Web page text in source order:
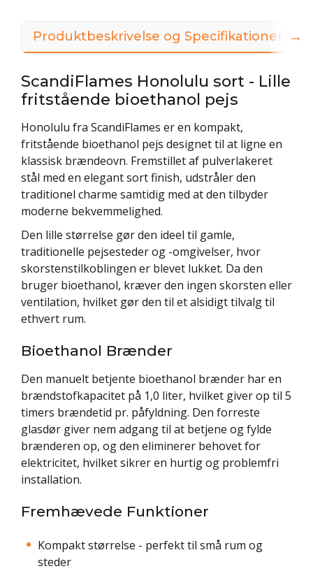
Produktbeskrivelse og Specifikationer
ScandiFlames Honolulu sort - Lille
fritstående bioethanol pejs
Honolulu fra ScandiFlames er en kompakt,
fritstående bioethanol pejs designet til at ligne en
klassisk brændeovn. Fremstillet af pulverlakeret
stål med en elegant sort finish, udstråler den
traditionel charme samtidig med at den tilbyder
moderne bekvemmelighed.
Den lille størrelse gør den ideel til gamle,
traditionelle pejsesteder og -omgivelser, hvor
skorstenstilkoblingen er blevet lukket. Da den
bruger bioethanol, kræver den ingen skorsten eller
ventilation, hvilket gør den til et alsidigt tilvalg til
ethvert rum.
Bioethanol Brænder
Den manuelt betjente bioethanol brænder har en
brændstofkapacitet på 1,0 liter, hvilket giver op til 5
timers brændetid pr. påfyldning. Den forreste
glasdør giver nem adgang til at betjene og fylde
brænderen op, og den eliminerer behovet for
elektricitet, hvilket sikrer en hurtig og problemfri
installation.
Fremhævede Funktioner
Kompakt størrelse - perfekt til små rum og
steder
→